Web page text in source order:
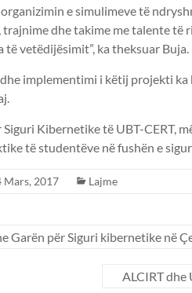
e simulimeve të
dhe takime me talente të
të vetëdijësimit”, ka theksuar Buja.
implementimi i këtij projekti ka
Siguri Kibernetike të UBT-CERT,
të studentëve në fushën e
Mars, 2017 Lajme
Garën për Siguri kibernetike në
ALCIRT dhe